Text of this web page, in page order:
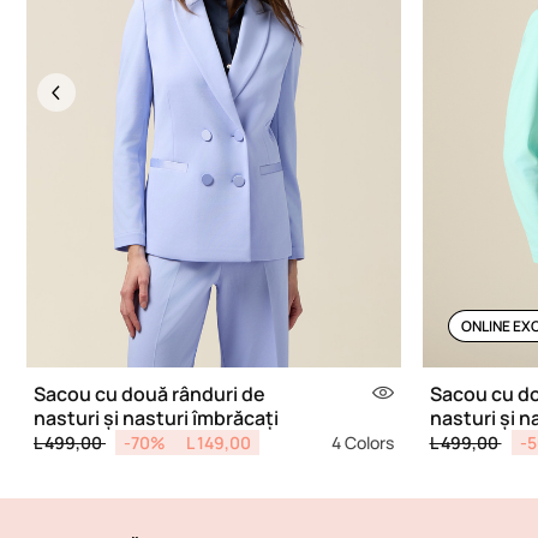
Sacou cu două rânduri de
nasturi și nasturi îmbrăcați
Price reduced from
L 499,00to-70% L 149,00 4 Colors
ONLINE
Sacou cu
nasturi și
Price
L 499,00to-
Previous